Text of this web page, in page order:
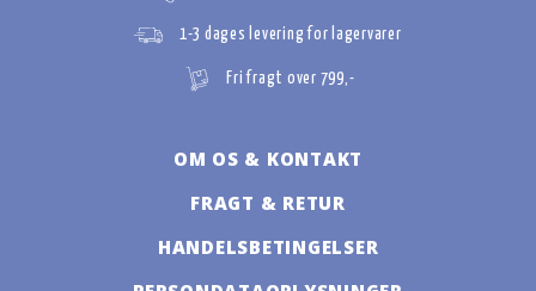
1-3 dages levering for lagervarer
Fri fragt over 799,-
OM OS & KONTAKT
FRAGT & RETUR
HANDELSBETINGELSER